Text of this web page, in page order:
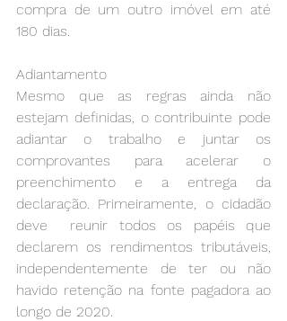
compra de um outro imóvel em até
180 dias.
Adiantamento
Mesmo que as regras ainda não
estejam definidas, o contribuinte pode
adiantar o trabalho e juntar os
comprovantes para acelerar o
preenchimento e a entrega da
declaração. Primeiramente, o cidadão
deve  reunir todos os papéis que
declarem os rendimentos tributáveis,
independentemente de ter ou não
havido retenção na fonte pagadora ao
longo de 2020.